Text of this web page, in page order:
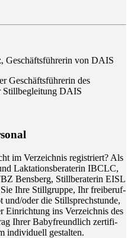
Geschäftsführerin des
Stillbegleitung DAIS
im Ver­zeich­nis regis­triert? Als
Lak­ta­ti­ons­be­ra­te­rin IBCLC,
Bens­berg, Still­be­ra­te­rin EISL
Ihre Still­grup­pe, Ihr frei­be­ruf­
und/oder die Still­sprech­stun­de,
Ein­rich­tung ins Ver­zeich­nis des
Ihrer Baby­freund­lich zer­ti­fi­
indi­vi­du­ell gestalten.